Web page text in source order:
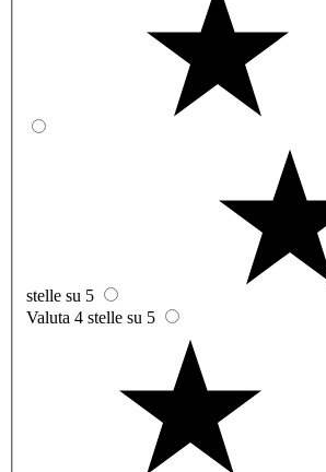
stelle su 5
Valuta 4 stelle su 5